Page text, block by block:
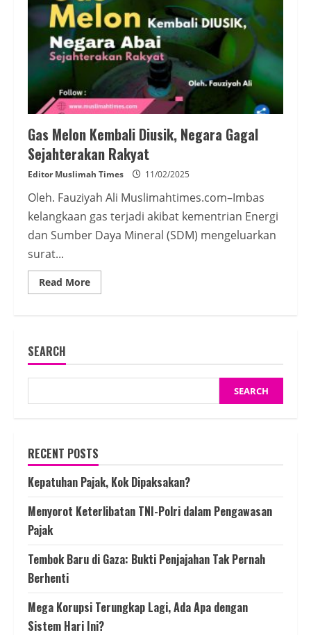
Gas Melon Kembali Diusik, Negara Gagal
Sejahterakan Rakyat
Editor Muslimah Times 11/02/2025
Oleh. Fauziyah Ali Muslimahtimes.com–Imbas
kelangkaan gas terjadi akibat kementrian Energi
dan Sumber Daya Mineral (SDM) mengeluarkan
surat...
Read MoreRead
more
Sejahterakan
Rakyat
SEARCH
SEARCH
RECENT POSTS
Kepatuhan Pajak, Kok Dipaksakan?
Menyorot Keterlibatan TNI-Polri dalam Pengawasan
Pajak
Tembok Baru di Gaza: Bukti Penjajahan Tak Pernah
Berhenti
Mega Korupsi Terungkap Lagi, Ada Apa dengan
Sistem Hari Ini?